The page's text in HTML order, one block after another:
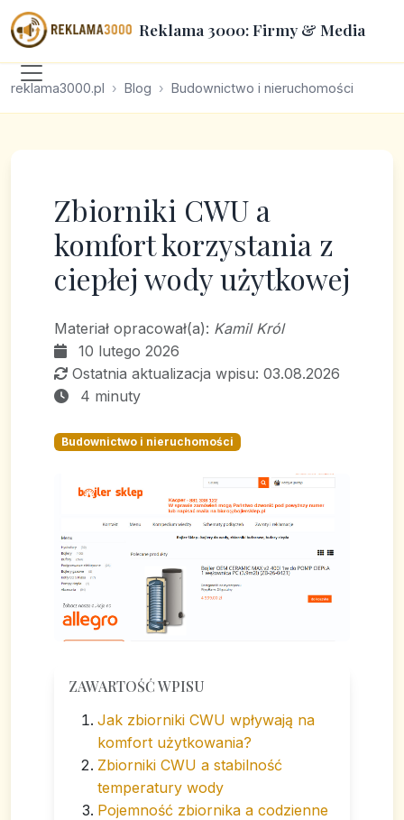
Reklama 3000: Firmy & Media
reklama3000.pl Blog Budownictwo i nieruchomości
Zbiorniki CWU a
komfort korzystania z
ciepłej wody użytkowej
Materiał opracował(a): Kamil Król
10 lutego 2026
Ostatnia aktualizacja wpisu: 03.08.2026
4 minuty
Budownictwo i nieruchomości
ZAWARTOŚĆ WPISU
Jak zbiorniki CWU wpływają na
komfort użytkowania?
Zbiorniki CWU a stabilność
temperatury wody
Pojemność zbiornika a codzienne